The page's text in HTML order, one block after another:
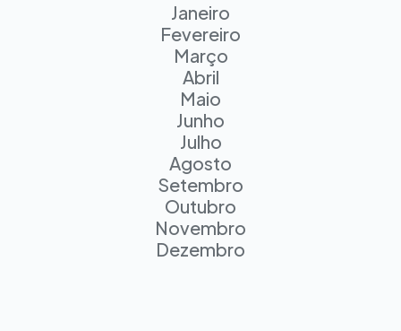
Janeiro
Fevereiro
Março
Abril
Maio
Junho
Julho
Agosto
Setembro
Outubro
Novembro
Dezembro